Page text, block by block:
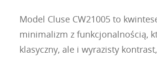
Model Cluse CW21005 to
minimalizm z funkcjonalnością,
klasyczny, ale i wyrazisty